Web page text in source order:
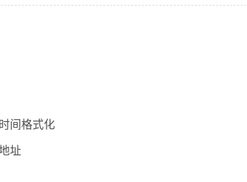
间格式化
址